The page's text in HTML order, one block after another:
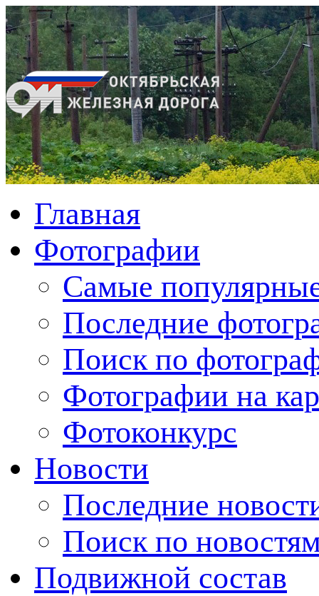
Главная
Фотографии
Cамые
Последние
Поиск по
Фотографии на
Фотоконкурс
Новости
Последние
Поиск по
Подвижной состав